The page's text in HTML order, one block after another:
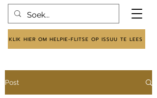
KLIK HIER OM HELPIE-FLITSE OP ISSUU TE LEES
Post